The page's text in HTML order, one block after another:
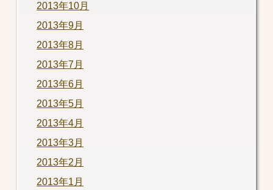
2013年10月
2013年9月
2013年8月
2013年7月
2013年6月
2013年5月
2013年4月
2013年3月
2013年2月
2013年1月